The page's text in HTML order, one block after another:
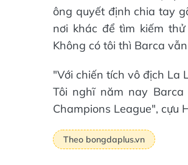
ông quyết định chia tay
nơi khác để tìm kiếm
Không có tôi thì Barca
"Với chiến tích vô địch La
Tôi nghĩ năm nay
Champions League", cựu
Theo bongdaplus.vn